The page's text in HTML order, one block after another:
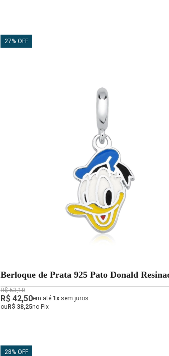
27% OFF
Berloque de Prata 925 Pato Donald
R$ 53,10
R$ 42,50em até 1xsem juros
ou R$ 38,25no Pix
28% OFF